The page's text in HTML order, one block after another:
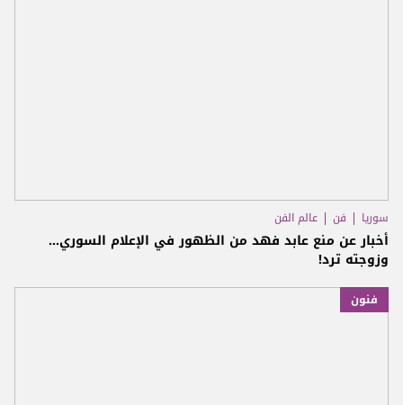
سوريا فن عالم الفن
أخبار عن منع عابد فهد من الظهور في الإعلام السوري...
وزوجته ترد!
فنون